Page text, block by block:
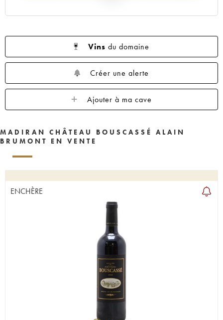
Vins du domaine
Créer une alerte
Ajouter à ma cave
MADIRAN CHÂTEAU BOUSCASSÉ ALAIN
BRUMONT EN VENTE
ENCHÈRE